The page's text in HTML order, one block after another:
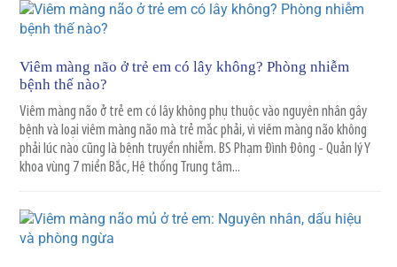
Viêm màng não ở trẻ em có lây không? Phòng nhiễm
bệnh thế nào?
Viêm màng não ở trẻ em có lây không phụ thuộc vào nguyên nhân gây
bệnh và loại viêm màng não mà trẻ mắc phải, vì viêm màng não không
phải lúc nào cũng là bệnh truyền nhiễm. BS Phạm Đình Đông - Quản lý Y
khoa vùng 7 miền Bắc, Hệ thống Trung tâm...